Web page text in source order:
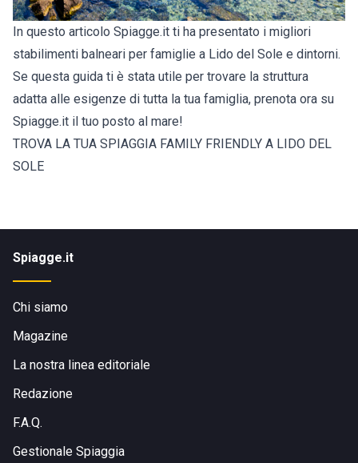
In questo articolo Spiagge.it ti ha presentato i migliori
stabilimenti balneari per famiglie a Lido del Sole e dintorni.
Se questa guida ti è stata utile per trovare la struttura
adatta alle esigenze di tutta la tua famiglia, prenota ora su
Spiagge.it il tuo posto al mare!
TROVA LA TUA SPIAGGIA FAMILY FRIENDLY A LIDO DEL
SOLE
Spiagge.it
Chi siamo
Magazine
La nostra linea editoriale
Redazione
F.A.Q.
Gestionale Spiaggia